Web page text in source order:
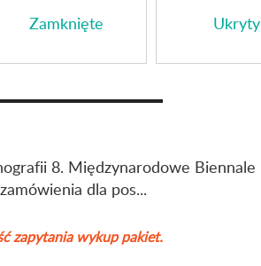
Zamknięte Ukryty
8. Międzynarodowe Biennale
dla pos...
zapytania wykup pakiet.